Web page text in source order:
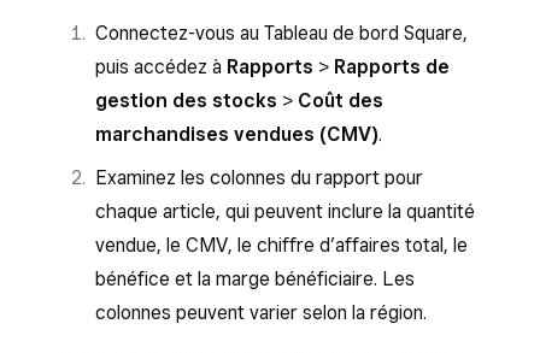
corrections.
Pour chaque article, saisissez l’action
relative aux stocks (par exemple, Stock
reçu), le nom du fournisseur, le coût unitaire
de cette livraison, ainsi que la quantité et
l’unité reçues.
Vous pouvez également mettre à jour les
stocks d’articles individuels en ouvrant un article
apparaissent sur cette page.
Appuyez sur un article pour recevoir du
stock dans le cadre d’une nouvelle livraison
quantités existantes.
L’applet Stock est particulièrement utile pour
réceptionner les livraisons et effectuer des
corrections rapides pendant le service. Pour
Connectez-vous au Tableau de bord Square,
puis accédez à Rapports > Rapports de
gestion des stocks > Coût des
marchandises vendues (CMV).
Examinez les colonnes du rapport pour
chaque article, qui peuvent inclure la quantité
vendue, le CMV, le chiffre d’affaires total, le
bénéfice et la marge bénéficiaire. Les
colonnes peuvent varier selon la région.